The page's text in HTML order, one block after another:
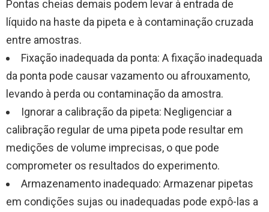
Pontas cheias demais podem levar à entrada de
líquido na haste da pipeta e à contaminação cruzada
entre amostras.
Fixação inadequada da ponta: A fixação inadequada
da ponta pode causar vazamento ou afrouxamento,
levando à perda ou contaminação da amostra.
Ignorar a calibração da pipeta: Negligenciar a
calibração regular de uma pipeta pode resultar em
medições de volume imprecisas, o que pode
comprometer os resultados do experimento.
Armazenamento inadequado: Armazenar pipetas
em condições sujas ou inadequadas pode expô-las a